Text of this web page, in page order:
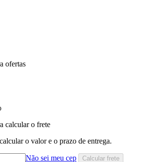
ofertas
calcular o frete
o valor e o prazo de entrega.
Não sei meu cep Calcular frete